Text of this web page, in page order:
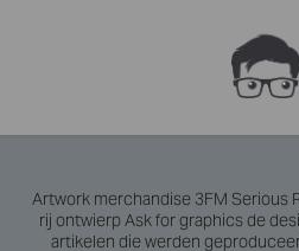
Artwork merchandise 3FM Serious
rij ontwierp Ask for graphics de
artikelen die werden